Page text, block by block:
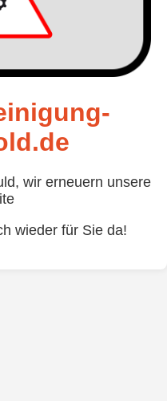
wir erneuern unsere
wieder für Sie da!